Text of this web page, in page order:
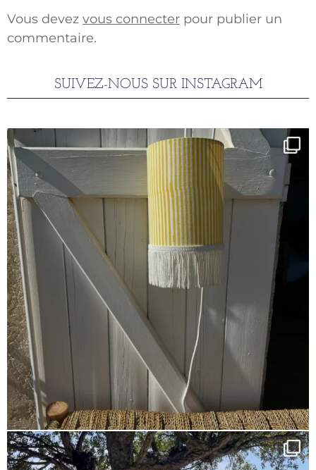
Vous devez vous connecter pour publier un
commentaire.
SUIVEZ-NOUS SUR INSTAGRAM